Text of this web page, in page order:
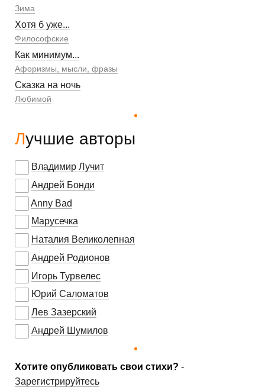
Зима
Хотя б уже...
Философские
Как минимум...
Афоризмы, мысли, фразы
Сказка на ночь
Любимой
Лучшие авторы
Владимир Лучит
Андрей Бонди
Anny Bad
Марусечка
Наталия Великолепная
Андрей Родионов
Игорь Турвелес
Юрий Саломатов
Лев Зазерский
Андрей Шумилов
Хотите опубликовать свои стихи? -
Зарегистрируйтесь